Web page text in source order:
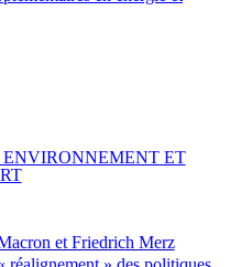
et Friedrich Merz
ENVIRONNEMENT ET